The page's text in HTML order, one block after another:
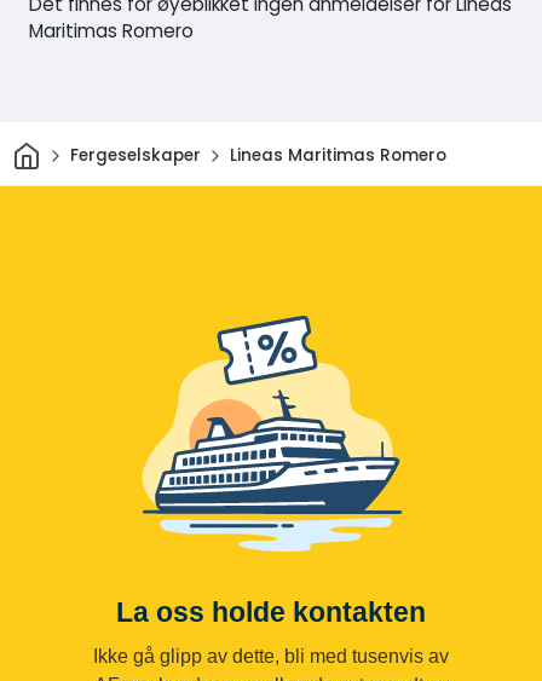
Maritimas Romero
HjemFergeselskaper Lineas Maritimas Romero
La oss holde kontakten
Ikke gå glipp av dette, bli med tusenvis av